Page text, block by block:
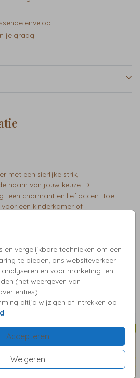
en vergelijkbare technieken om een
te bieden, ons websiteverkeer
en voor marketing- en
(het weergeven van
altijd wijzigen of intrekken op
Accepteren
Weigeren
envelop
je graag!
met een sierlijke strik,
naam van jouw keuze. Dit
een charmant en lief accent toe
een kinderkamer of
je misschien ook leuk